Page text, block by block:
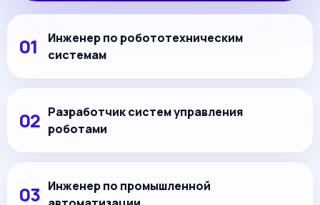
Инженер по робототехническим
системам
Разработчик систем управления
роботами
Инженер по промышленной